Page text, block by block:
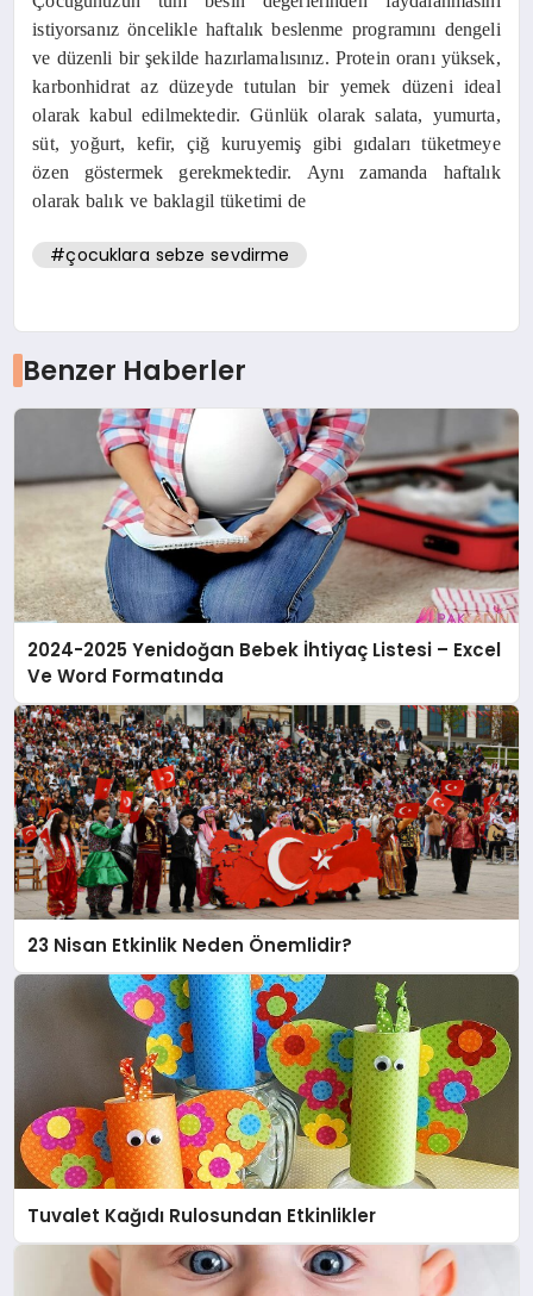
istiyorsanız öncelikle haftalık beslenme programını dengeli
ve düzenli bir şekilde hazırlamalısınız. Protein oranı yüksek,
karbonhidrat az düzeyde tutulan bir yemek düzeni ideal
olarak kabul edilmektedir. Günlük olarak salata, yumurta,
süt, yoğurt, kefir, çiğ kuruyemiş gibi gıdaları tüketmeye
özen göstermek gerekmektedir. Aynı zamanda haftalık
olarak balık ve baklagil tüketimi de
#çocuklara sebze sevdirme
Benzer Haberler
2024-2025 Yenidoğan Bebek İhtiyaç Listesi – Excel
Ve Word Formatında
23 Nisan Etkinlik Neden Önemlidir?
Tuvalet Kağıdı Rulosundan Etkinlikler